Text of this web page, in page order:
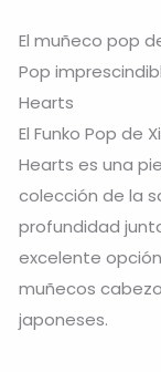
El muñeco pop
Pop
Hearts
El Funko Pop de
Hearts es una
colección de la
profundidad
excelente
muñecos
japoneses.